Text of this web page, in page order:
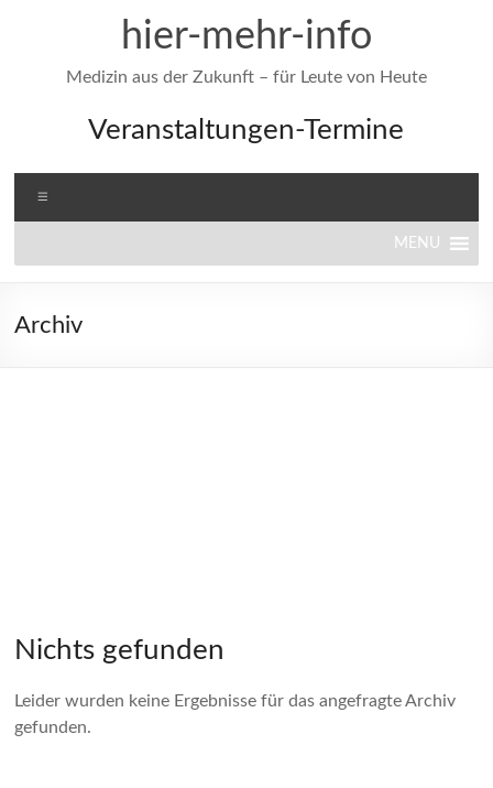
hier-mehr-info
Medizin aus der Zukunft – für Leute von Heute
Veranstaltungen-Termine
MENU
Archiv
Nichts gefunden
Leider wurden keine Ergebnisse für das angefragte Archiv
gefunden.